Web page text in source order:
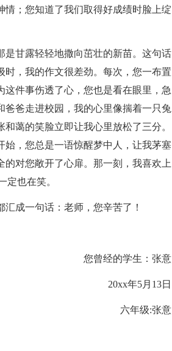
；您知道了我们取得好成绩时脸上绽
甘露轻轻地撒向茁壮的新苗。这句话
，我的作文很差劲。每次，您一布置
件事伤透了心，您也是看在眼里，急
爸走进校园，我的心里像揣着一只兔
蔼的笑脸立即让我心里放松了三分。
，您总是一语惊醒梦中人，让我茅塞
对您敞开了心扉。那一刻，我喜欢上
定也在笑。
成一句话：老师，您辛苦了！
您曾经的学生：张意
20xx年5月13日
六年级:张意